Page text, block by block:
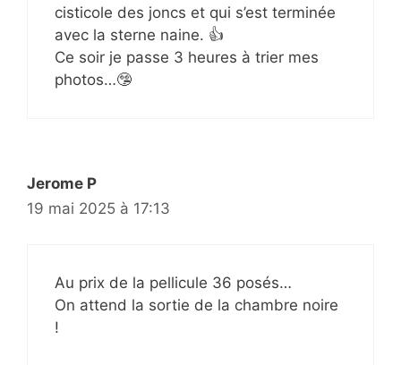
cisticole des joncs et qui s’est terminée
avec la sterne naine. 👍
Ce soir je passe 3 heures à trier mes
photos…🤥
Jerome P
19 mai 2025 à 17:13
Au prix de la pellicule 36 posés…
On attend la sortie de la chambre noire
!